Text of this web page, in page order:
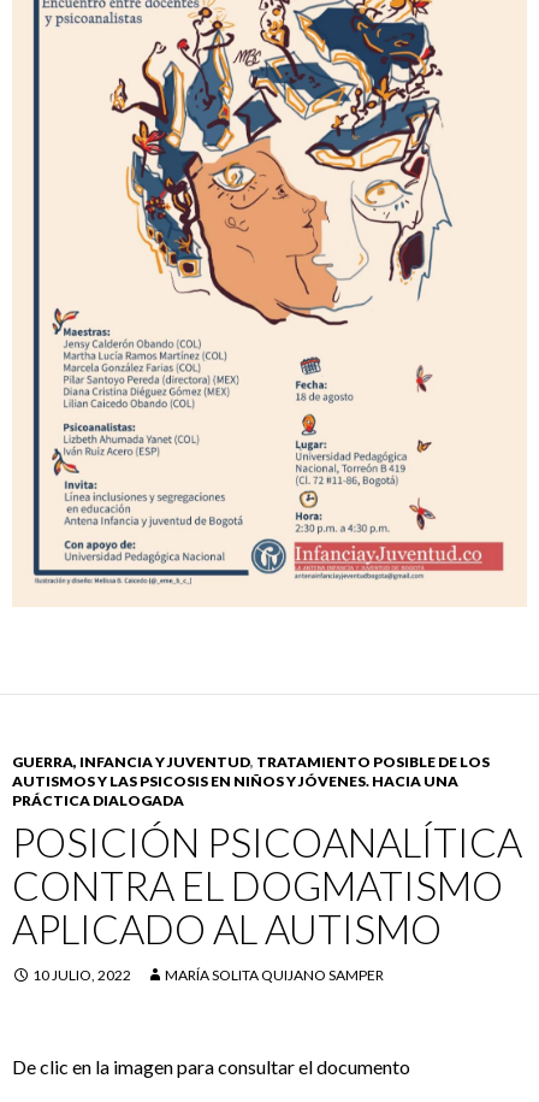
GUERRA, INFANCIA Y JUVENTUD, TRATAMIENTO POSIBLE DE LOS
AUTISMOS Y LAS PSICOSIS EN NIÑOS Y JÓVENES. HACIA UNA
PRÁCTICA DIALOGADA
POSICIÓN PSICOANALÍTICA
CONTRA EL DOGMATISMO
APLICADO AL AUTISMO
10 JULIO, 2022 MARÍA SOLITA QUIJANO SAMPER
De clic en la imagen para consultar el documento